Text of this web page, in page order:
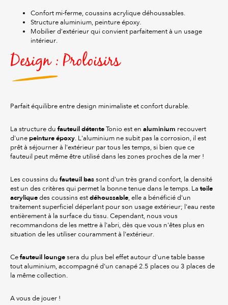
Confort mi-ferme, coussins acrylique déhoussables.
Structure aluminium, peinture époxy.
Mobilier d’extérieur qui convient parfaitement à un usage
intérieur.
Design : Proloisirs
Parfait équilibre entre design minimaliste et confort durable.
La structure du fauteuil détente Tonio est en aluminium recouvert
d'une peinture époxy. L'aluminium ne subit pas la corrosion, il est
prêt à séjourner à l'extérieur par tous les temps, si bien que ce
fauteuil peut même être utilisé dans les zones proches de la mer !
Les coussins du fauteuil bas sont d'un très grand confort, la densité
est un des critères qui permet la bonne tenue dans le temps. La toile
acrylique des coussins est déhoussable, elle a bénéficié d'un
traitement superficiel déperlant pour son usage extérieur; l'eau reste
entièrement à la surface du tissu. Cependant, nous vous
recommandons de les mettre à l'abri, dès que vous n'êtes plus en
situation de les utiliser couramment à l'extérieur.
Ce fauteuil lounge sera du plus bel effet autour d'une table basse
tout aluminium, accompagné d'un canapé 2.5 places ou 3 places de
la même collection.
A vous de jouer !